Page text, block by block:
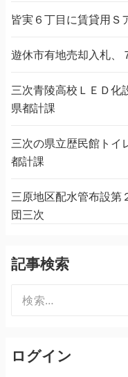
皆実６丁目に賃貸用Ｓ
遊休市有地売却入札、
三次青陵高校ＬＥＤ化
県都計課
三次の県立歴民館トイ
都計課
三原地区配水管布設第
団三次
記事検索
索:
ログイン